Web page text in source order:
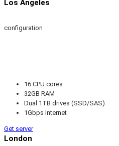
Los Angeles
configuration
16 CPU cores
32GB RAM
Dual 1TB drives (SSD/SAS)
1Gbps Internet
Get server
London